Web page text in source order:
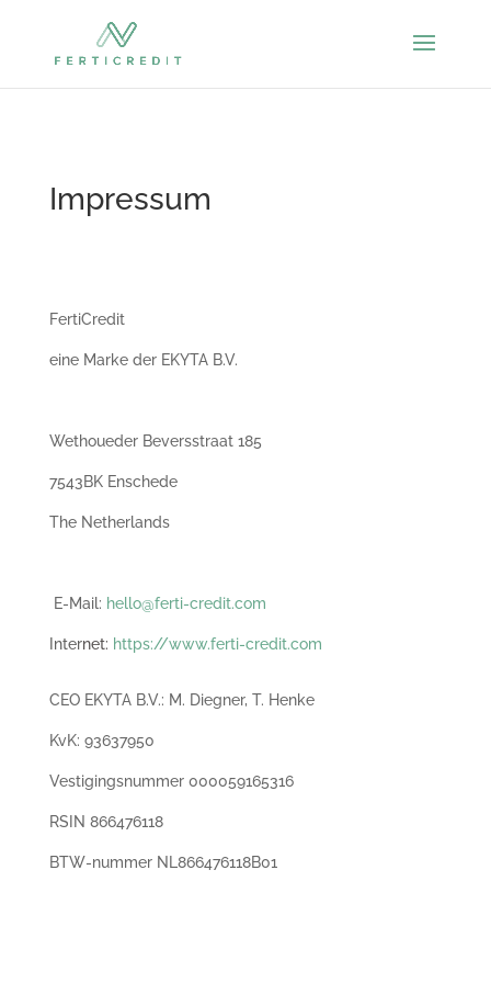
Impressum
FertiCredit
eine Marke der EKYTA B.V.
Wethoueder Beversstraat 185
7543BK Enschede
The Netherlands
E-Mail: hello@ferti-credit.com
Internet: https://www.ferti-credit.com
CEO EKYTA B.V.: M. Diegner, T. Henke
KvK: 93637950
Vestigingsnummer 000059165316
RSIN 866476118
BTW-nummer NL866476118B01